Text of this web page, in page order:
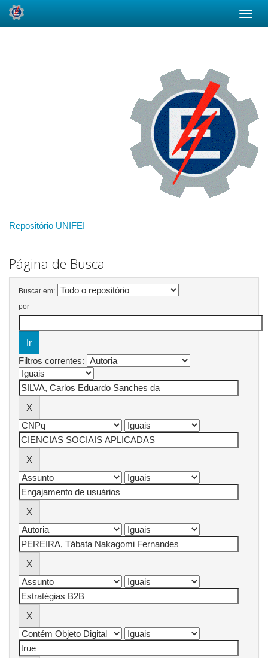
Repositório UNIFEI
Página de Busca
Buscar em:
por
Filtros correntes: